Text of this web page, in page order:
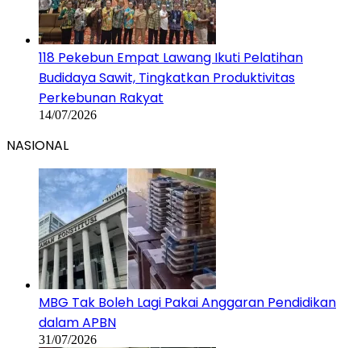
118 Pekebun Empat Lawang Ikuti Pelatihan
Budidaya Sawit, Tingkatkan Produktivitas
Perkebunan Rakyat
14/07/2026
NASIONAL
MBG Tak Boleh Lagi Pakai Anggaran Pendidikan
dalam APBN
31/07/2026